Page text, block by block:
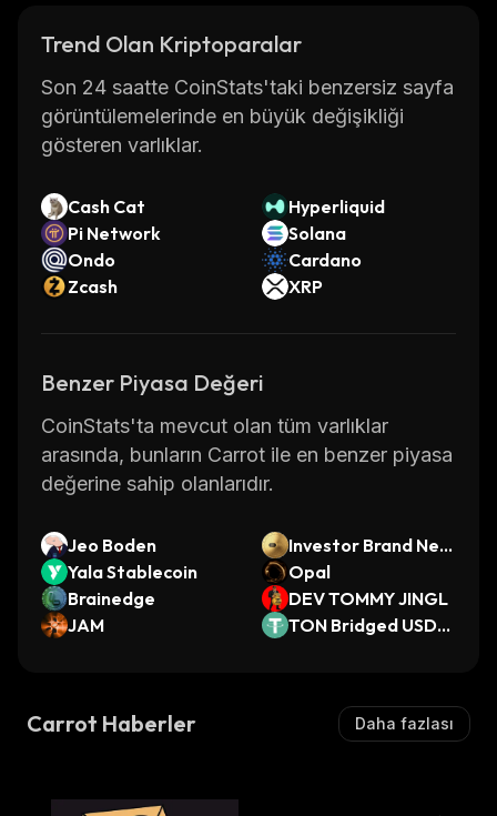
Trend Olan Kriptoparalar
Son 24 saatte CoinStats'taki benzersiz sayfa
görüntülemelerinde en büyük değişikliği
gösteren varlıklar.
Cash Cat
Hyperliquid
Pi Network
Solana
Ondo
Cardano
Zcash
XRP
Benzer Piyasa Değeri
CoinStats'ta mevcut olan tüm varlıklar
arasında, bunların Carrot ile en benzer piyasa
değerine sahip olanlarıdır.
Jeo Boden
Investor Brand Net
work Ai
Yala Stablecoin
Opal
Brainedge
DEV TOMMY JINGL
JAM
TON Bridged USDT
Carrot Haberler Daha fazlası